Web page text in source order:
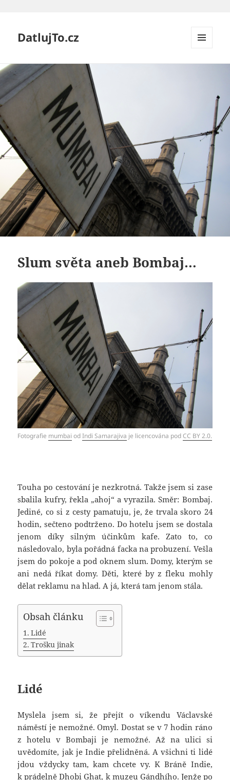
DatlujTo.cz
Slum světa aneb Bombaj…
Fotografie mumbai odIndi Samarajiva je licencována podCC BY 2.0.
Touha po cestování je nezkrotná. Takže jsem si zase
sbalila kufry, řekla „ahoj“ a vyrazila. Směr: Bombaj.
Jediné, co si z cesty pamatuju, je, že trvala skoro 24
hodin, sečteno podtrženo. Do hotelu jsem se dostala
jenom díky silným účinkům kafe. Zato to, co
následovalo, byla pořádná facka na probuzení. Vešla
jsem do pokoje a pod oknem slum. Domy, kterým se
ani nedá říkat domy. Děti, které by z fleku mohly
dělat reklamu na hlad. A já, která tam jenom stála.
Obsah článku
Lidé
Trošku jinak
Lidé
Myslela jsem si, že přejít o víkendu Václavské
náměstí je nemožné. Omyl. Dostat se v 7 hodin ráno
z hotelu v Bombaji je nemožné. Až na ulici si
uvědomíte, jak je Indie přelidněná. A všichni ti lidé
jdou vždycky tam, kam chcete vy. K Bráně Indie,
k prádelně Dhobi Ghat, k muzeu Gándhího. Jenže po